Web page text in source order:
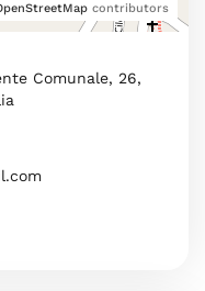
contributors
Comunale, 26,